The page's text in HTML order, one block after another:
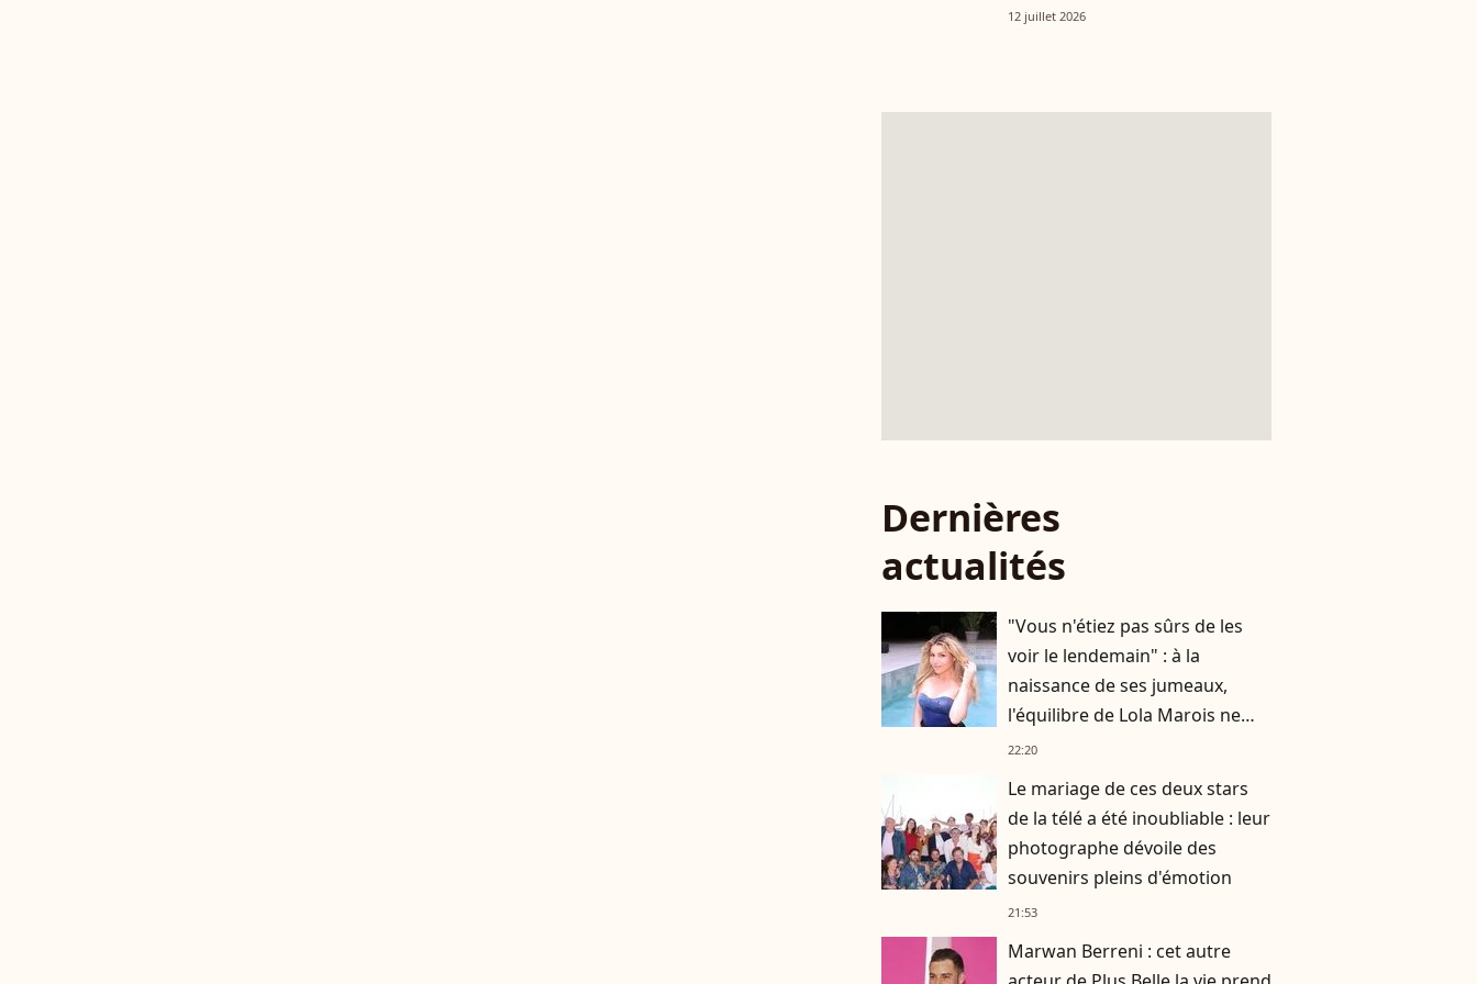
tout autre univers
12 juillet 2026
Dernières
actualités
"Vous n'étiez pas sûrs de les
voir le lendemain" : à la
naissance de ses jumeaux,
l'équilibre de Lola Marois ne
tenait qu'à un fil
22:20
Le mariage de ces deux stars
de la télé a été inoubliable : leur
photographe dévoile des
souvenirs pleins d'émotion
21:53
Marwan Berreni : cet autre